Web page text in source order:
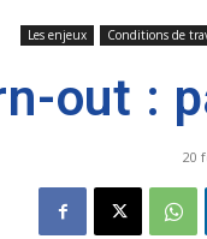
Les enjeux Conditions de
out :
20